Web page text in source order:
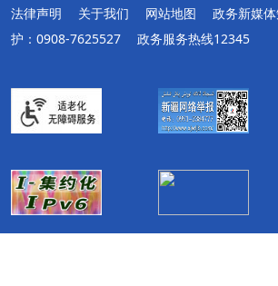
法律声明 关于我们 网站地图 政务新媒
护：0908-7625527
政务服务热线12345